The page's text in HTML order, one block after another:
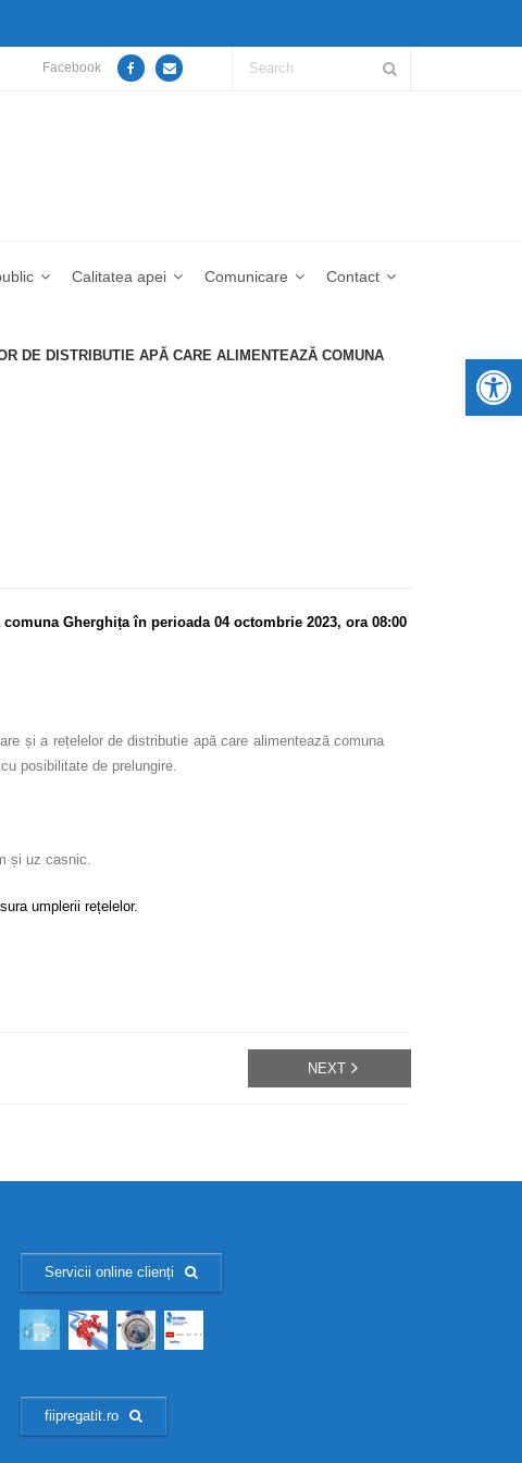
Facebook
Calitatea apei Comunicare Contact
DE DISTRIBUTIE APĂ CARE ALIMENTEAZĂ COMUNA
Gherghița în perioada 04 octombrie 2023, ora 08:00
și a rețelelor de distributie apă care alimentează comuna
posibilitate de prelungire.
și uz casnic.
umplerii rețelelor.
NEXT
Servicii online clienți
fiipregatit.ro